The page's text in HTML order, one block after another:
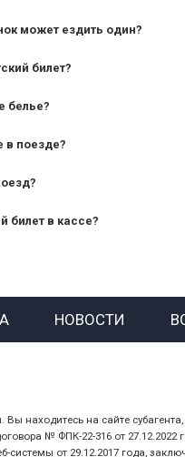
может ездить один?
следования — от 10 лет и
билет?
белье?
в поезде?
билет в кассе?
номер заказа;
НОВОСТИ
на сайте субагента,
№ ФПК-22-316 от 27.12.2022
системы от 29.12.2017 года,